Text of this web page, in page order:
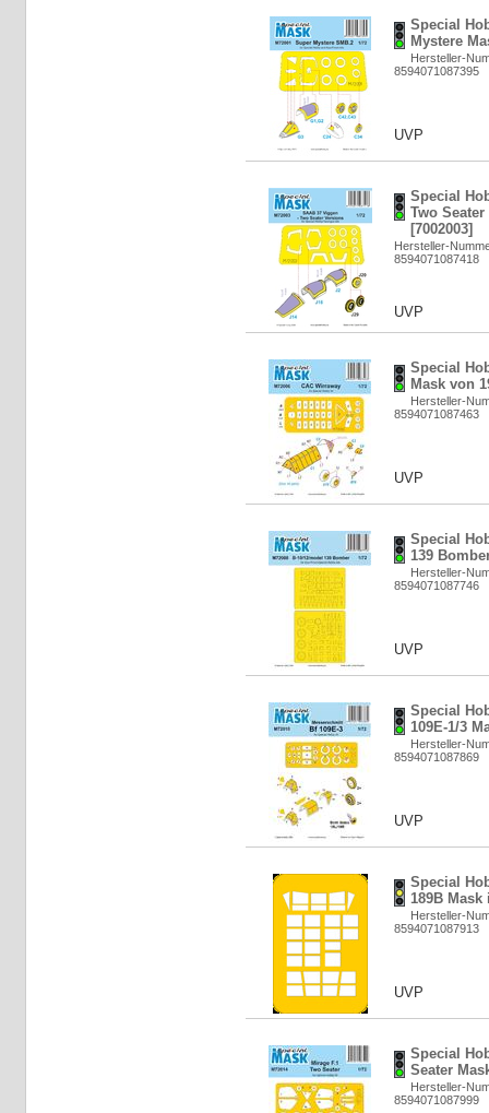
Special
Mystere
Hersteller-
8594071087395
UVP
Special
Two
[7002003]
Hersteller-
8594071087418
UVP
Special
Mask von
Hersteller-
8594071087463
UVP
Special
139
Hersteller-
8594071087746
UVP
Special
109E-1/3
Hersteller-
8594071087869
UVP
Special
189B Mask
Hersteller-
8594071087913
UVP
Special
Seater
Hersteller-
8594071087999